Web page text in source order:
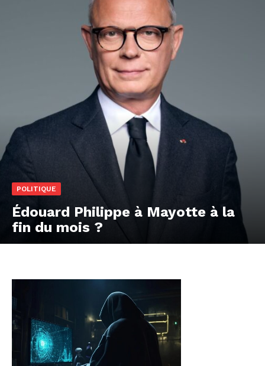
POLITIQUE
Édouard Philippe à Mayotte à la
fin du mois ?